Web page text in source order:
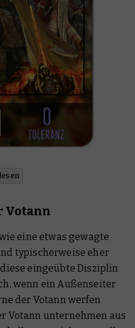
Votann
eine etwas gewagte
typischerweise eher
eingeübte Disziplin
wenn ein Außenseiter
der Votann werfen
Votann unternehmen aus